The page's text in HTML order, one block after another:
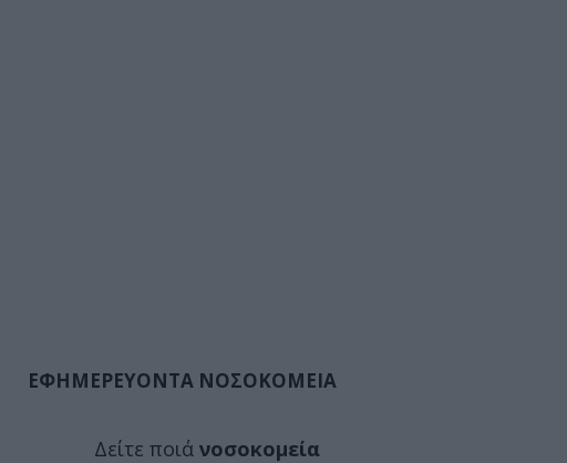
ΕΦΗΜΕΡΕΥΟΝΤΑ ΝΟΣΟΚΟΜΕΙΑ
Δείτε ποιά νοσοκομεία